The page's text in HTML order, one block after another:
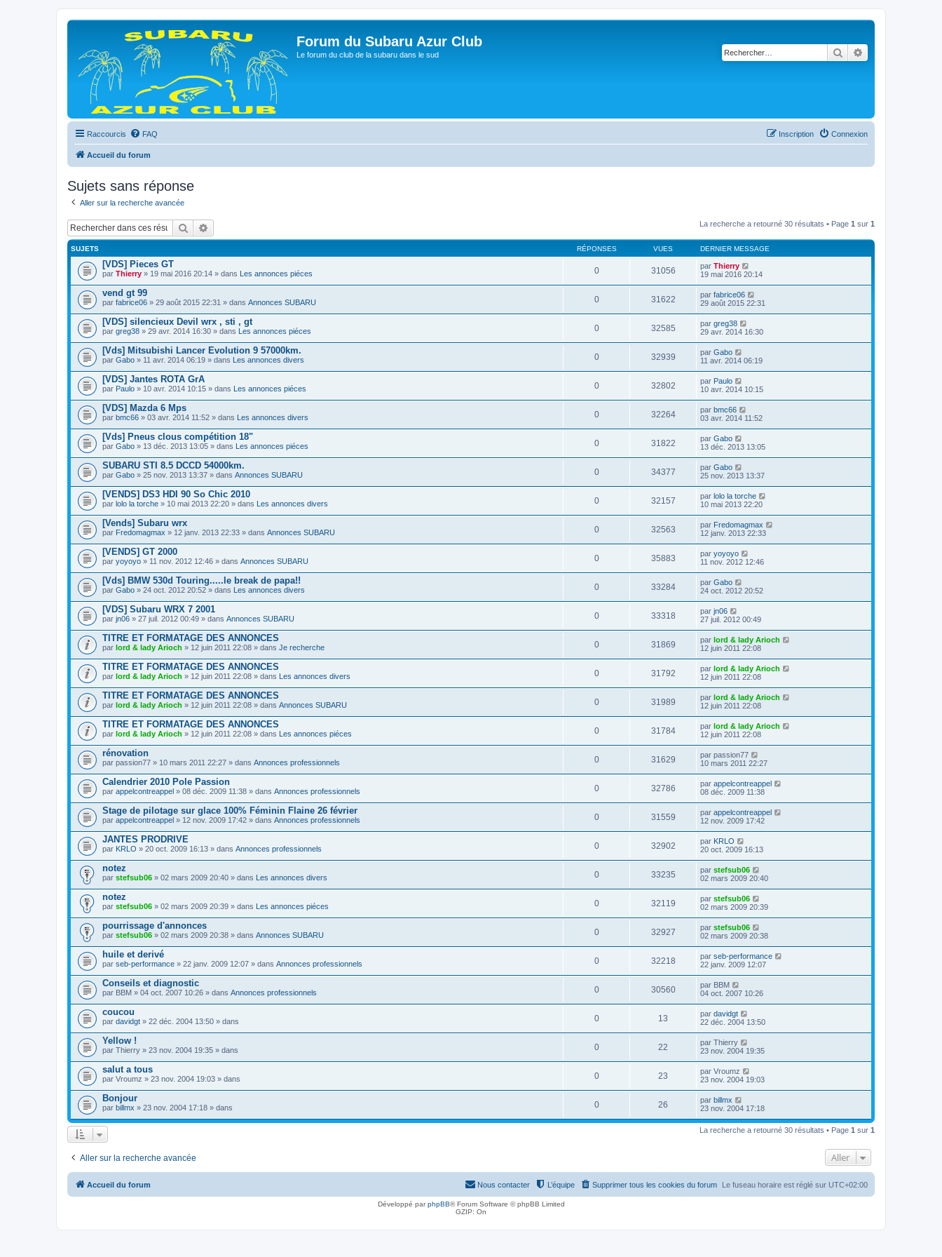
Forum du Subaru Azur Club
Le forum du club de la subaru dans le sud Rechercher
Raccourcis FAQ Connexion
Inscription
Accueil du forum
Sujets sans réponse
Aller sur la recherche avancée
Rechercher La recherche a retourné 30 résultats • Page 1 sur 1
SUJETS RÉPONSES VUES DERNIER MESSAGE
[VDS] Pieces GT
par Thierry » 19 mai 2016 20:14 » dans Les annonces piéces 0 31056 par Thierry
19 mai 2016 20:14
vend gt 99
par fabrice06 » 29 août 2015 22:31 » dans Annonces SUBARU 0 31622 par fabrice06
29 août 2015 22:31
[VDS] silencieux Devil wrx , sti , gt
par greg38 » 29 avr. 2014 16:30 » dans Les annonces piéces 0 32585 par greg38
29 avr. 2014 16:30
[Vds] Mitsubishi Lancer Evolution 9 57000km.
par Gabo » 11 avr. 2014 06:19 » dans Les annonces divers 0 32939 par Gabo
11 avr. 2014 06:19
[VDS] Jantes ROTA GrA
par Paulo » 10 avr. 2014 10:15 » dans Les annonces piéces 0 32802 par Paulo
10 avr. 2014 10:15
[VDS] Mazda 6 Mps
par bmc66 » 03 avr. 2014 11:52 » dans Les annonces divers 0 32264 par bmc66
03 avr. 2014 11:52
[Vds] Pneus clous compétition 18"
par Gabo » 13 déc. 2013 13:05 » dans Les annonces piéces 0 31822 par Gabo
13 déc. 2013 13:05
SUBARU STI 8.5 DCCD 54000km.
par Gabo » 25 nov. 2013 13:37 » dans Annonces SUBARU 0 34377 par Gabo
25 nov. 2013 13:37
[VENDS] DS3 HDI 90 So Chic 2010
par lolo la torche » 10 mai 2013 22:20 » dans Les annonces divers 0 32157 par lolo la torche
10 mai 2013 22:20
[Vends] Subaru wrx
par Fredomagmax » 12 janv. 2013 22:33 » dans Annonces SUBARU 0 32563 par Fredomagmax
12 janv. 2013 22:33
[VENDS] GT 2000
par yoyoyo » 11 nov. 2012 12:46 » dans Annonces SUBARU 0 35883 par yoyoyo
11 nov. 2012 12:46
[Vds] BMW 530d Touring.....le break de papa!!
par Gabo » 24 oct. 2012 20:52 » dans Les annonces divers 0 33284 par Gabo
24 oct. 2012 20:52
[VDS] Subaru WRX 7 2001
par jn06 » 27 juil. 2012 00:49 » dans Annonces SUBARU 0 33318 par jn06
27 juil. 2012 00:49
TITRE ET FORMATAGE DES ANNONCES
par lord & lady Arioch » 12 juin 2011 22:08 » dans Je recherche 0 31869 par lord & lady Arioch
12 juin 2011 22:08
TITRE ET FORMATAGE DES ANNONCES
par lord & lady Arioch » 12 juin 2011 22:08 » dans Les annonces divers 0 31792 par lord & lady Arioch
12 juin 2011 22:08
TITRE ET FORMATAGE DES ANNONCES
par lord & lady Arioch » 12 juin 2011 22:08 » dans Annonces SUBARU 0 31989 par lord & lady Arioch
12 juin 2011 22:08
TITRE ET FORMATAGE DES ANNONCES
par lord & lady Arioch » 12 juin 2011 22:08 » dans Les annonces piéces 0 31784 par lord & lady Arioch
12 juin 2011 22:08
rénovation
par passion77 » 10 mars 2011 22:27 » dans Annonces professionnels 0 31629 par passion77
10 mars 2011 22:27
Calendrier 2010 Pole Passion
par appelcontreappel » 08 déc. 2009 11:38 » dans Annonces professionnels 0 32786 par appelcontreappel
08 déc. 2009 11:38
Stage de pilotage sur glace 100% Féminin Flaine 26 février
par appelcontreappel » 12 nov. 2009 17:42 » dans Annonces professionnels 0 31559 par appelcontreappel
12 nov. 2009 17:42
JANTES PRODRIVE
par KRLO » 20 oct. 2009 16:13 » dans Annonces professionnels 0 32902 par KRLO
20 oct. 2009 16:13
notez
par stefsub06 » 02 mars 2009 20:40 » dans Les annonces divers 0 33235 par stefsub06
02 mars 2009 20:40
notez
par stefsub06 » 02 mars 2009 20:39 » dans Les annonces piéces 0 32119 par stefsub06
02 mars 2009 20:39
pourrissage d'annonces
par stefsub06 » 02 mars 2009 20:38 » dans Annonces SUBARU 0 32927 par stefsub06
02 mars 2009 20:38
huile et derivé
par seb-performance » 22 janv. 2009 12:07 » dans Annonces professionnels 0 32218 par seb-performance
22 janv. 2009 12:07
Conseils et diagnostic
par BBM » 04 oct. 2007 10:26 » dans Annonces professionnels 0 30560 par BBM
04 oct. 2007 10:26
coucou
par davidgt » 22 déc. 2004 13:50 » dans 0 13 par davidgt
22 déc. 2004 13:50
Yellow !
par Thierry » 23 nov. 2004 19:35 » dans 0 22 par Thierry
23 nov. 2004 19:35
salut a tous
par Vroumz » 23 nov. 2004 19:03 » dans 0 23 par Vroumz
23 nov. 2004 19:03
Bonjour
par billmx » 23 nov. 2004 17:18 » dans 0 26 par billmx
23 nov. 2004 17:18
La recherche a retourné 30 résultats • Page 1 sur 1
Aller sur la recherche avancée Aller
Accueil du forum Le fuseau horaire est réglé sur UTC+02:00
Supprimer tous les cookies du forum
L’équipe
Nous contacter
Développé parphpBB® Forum Software © phpBB Limited
GZIP: On